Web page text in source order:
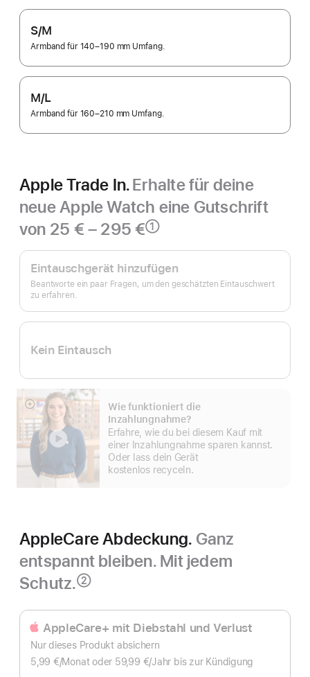
S/M
Armband für 140–190 mm Umfang.
M/L
Armband für 160–210 mm Umfang.
Apple Trade In.Erhalte für deine
neue Apple Watch eine Gutschrift
von 25 € – 295 €①
Apple
Trade In.
Eintauschgerät hinzufügen
Beantworte ein paar Fragen, um den geschätzten Eintauschwert
zu erfahren.
Kein Eintausch
Wie funktioniert die
Inzahlungnahme?
Erfahre, wie du bei diesem Kauf mit
einer Inzahlungnahme sparen kannst.
Oder lass dein Gerät
kostenlos recyceln.
Mehr
anzeigen
AppleCare Abdeckung. Ganz
entspannt bleiben. Mit jedem
Schutz.②
AppleCare+ mit Diebstahl und Verlust
Nur dieses Produkt absichern
5,99 €/Monatpro
oder 59,99 €/Jahr Pro
bis zur Kündigung